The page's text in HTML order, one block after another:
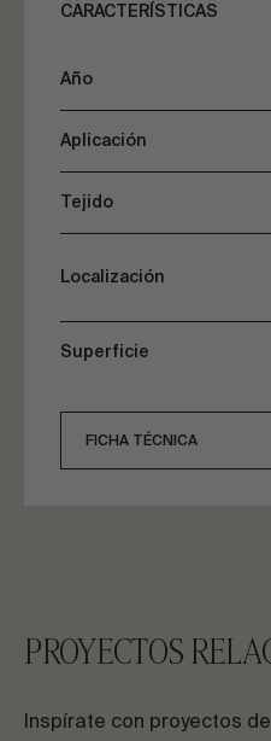
Asesoría y consultoría
CARACTERÍSTICAS
Año
Aplicación
Tejido
Localización
Superficie
FICHA TÉCNICA
PROYECTOS
Inspírate con proyectos